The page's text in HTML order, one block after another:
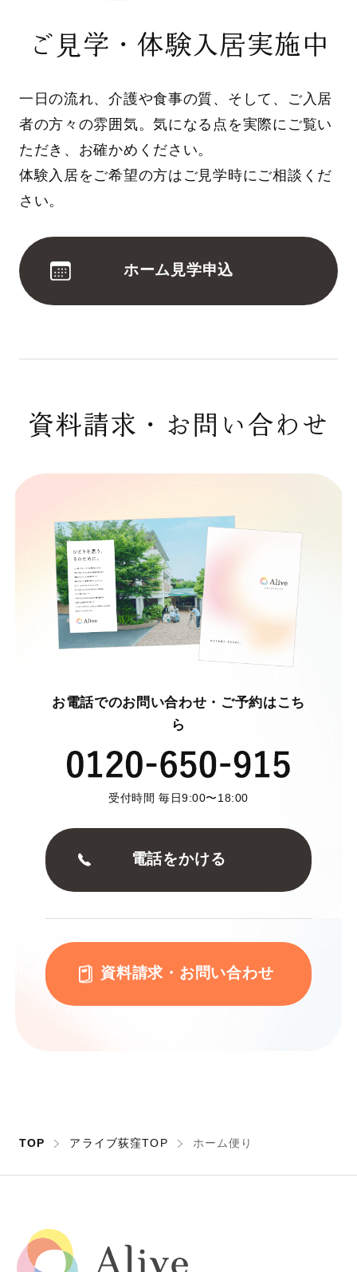
ご見学・体験入居実施中
一日の流れ、介護や食事の質、そして、ご入居
者の方々の雰囲気。気になる点を実際にご覧い
ただき、お確かめください。
体験入居をご希望の方はご見学時にご相談くだ
さい。
ホーム見学申込
資料請求・お問い合わせ
お電話でのお問い合わせ・ご予約はこち
ら
受付時間 毎日9:00〜18:00
電話をかける
資料請求・お問い合わせ
TOP アライブ荻窪TOP ホーム便り